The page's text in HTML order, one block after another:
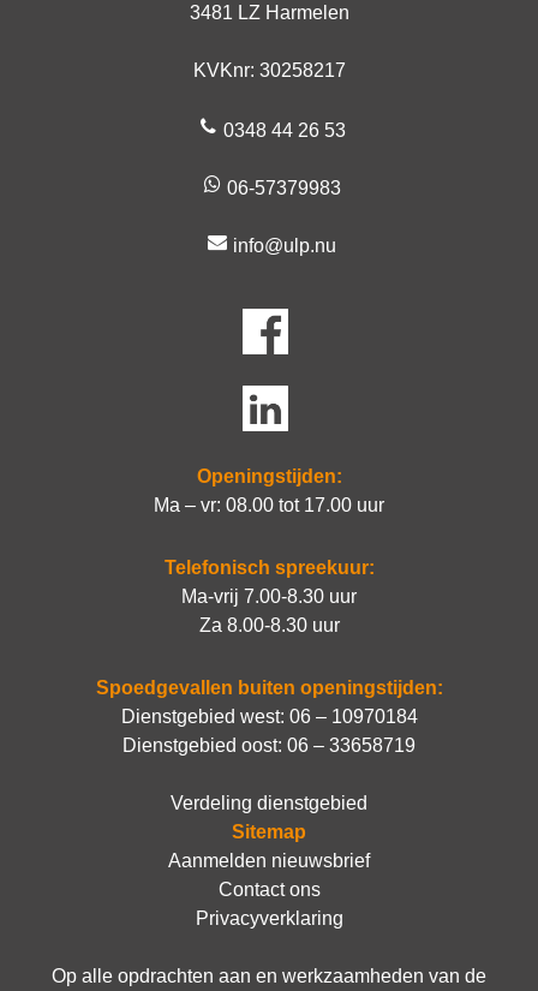
3481 LZ Harmelen
KVKnr: 30258217
0348 44 26 53
06-57379983
info@ulp.nu
Openingstijden:
Ma – vr: 08.00 tot 17.00 uur
Telefonisch spreekuur:
Ma-vrij 7.00-8.30 uur
Za 8.00-8.30 uur
Spoedgevallen buiten openingstijden:
Dienstgebied west: 06 – 10970184
Dienstgebied oost: 06 – 33658719
Verdeling dienstgebied
Sitemap
Aanmelden nieuwsbrief
Contact ons
Privacyverklaring
Op alle opdrachten aan en werkzaamheden van de